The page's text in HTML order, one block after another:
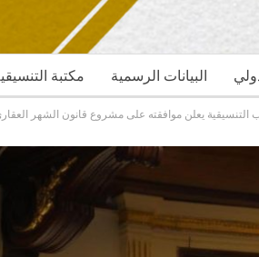
مكتبة البيانات الرسمية
التنسيقية يعلن موافقته على مشروع قانون الشهر